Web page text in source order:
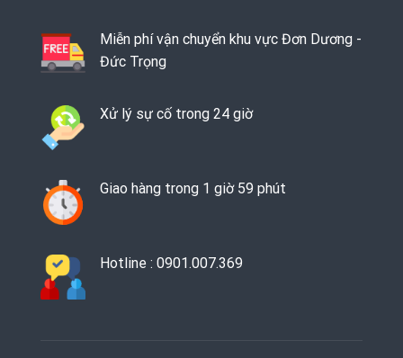
Miễn phí vận chuyển khu vực Đơn Dương -
Đức Trọng
Xử lý sự cố trong 24 giờ
Giao hàng trong 1 giờ 59 phút
Hotline : 0901.007.369